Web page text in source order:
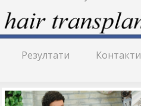
Резултати Контакти